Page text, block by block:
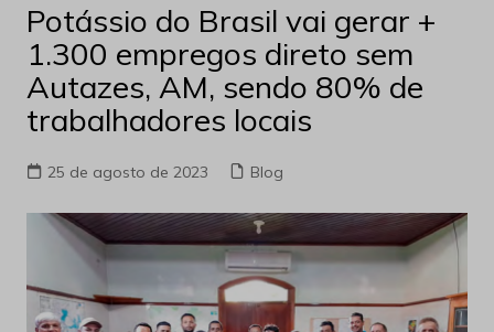
Potássio do Brasil vai gerar +
1.300 empregos direto sem
Autazes, AM, sendo 80% de
trabalhadores locais
25 de agosto de 2023 Blog